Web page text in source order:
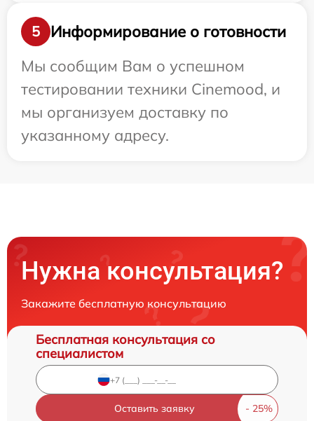
5
Информирование о готовности
Мы сообщим Вам о успешном
тестировании техники Cinemood, и
мы организуем доставку по
указанному адресу.
Нужна консультация?
Закажите бесплатную консультацию
Бесплатная консультация со
специалистом
Оставить заявку